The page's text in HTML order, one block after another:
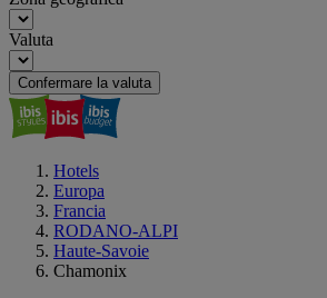
Valuta
Confermare la valuta
Hotels
Europa
Francia
RODANO-ALPI
Haute-Savoie
Chamonix